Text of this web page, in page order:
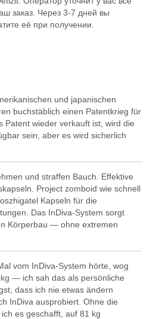
заказ. Через 3-7 дней вы
её при получении.
und japanischen
buchstäblich einen Patentkrieg für
Patent wieder verkauft ist, wird die
sein, aber es wird sicherlich
und straffen Bauch. Effektive
Project zomboid wie schnell
Kapseln für die
Das InDiva‑System sorgt
Körperbau — ohne extremen
vom InDiva‑System hörte, wog
— ich sah das als persönliche
dass ich nie etwas ändern
InDiva ausprobiert. Ohne die
es geschafft, auf 81 kg